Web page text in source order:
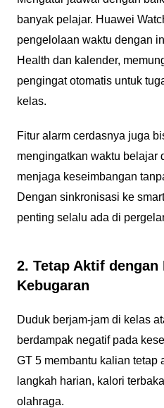
banyak pelajar. Huawei
pengelolaan waktu dengan
Health dan kalender,
pengingat otomatis untuk
kelas.
Fitur alarm cerdasnya juga
mengingatkan waktu belajar
menjaga keseimbangan
Dengan sinkronisasi ke
penting selalu ada di
2. Tetap Aktif dengan
Kebugaran
Duduk berjam-jam di kelas
berdampak negatif pada
GT 5 membantu kalian tetap
langkah harian, kalori
olahraga.